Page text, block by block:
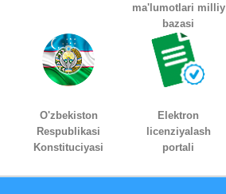
ma'lumotlari milliy
bazasi
O'zbekiston
Respublikasi
Konstituciyasi
Elektron
licenziyalash
portali